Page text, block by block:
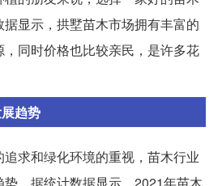
显示，拱墅苗木市场拥有丰富的
同时价格也比较亲民，是许多花
趋势
求和绿化环境的重视，苗木行业
。据统计数据显示，2021年苗木